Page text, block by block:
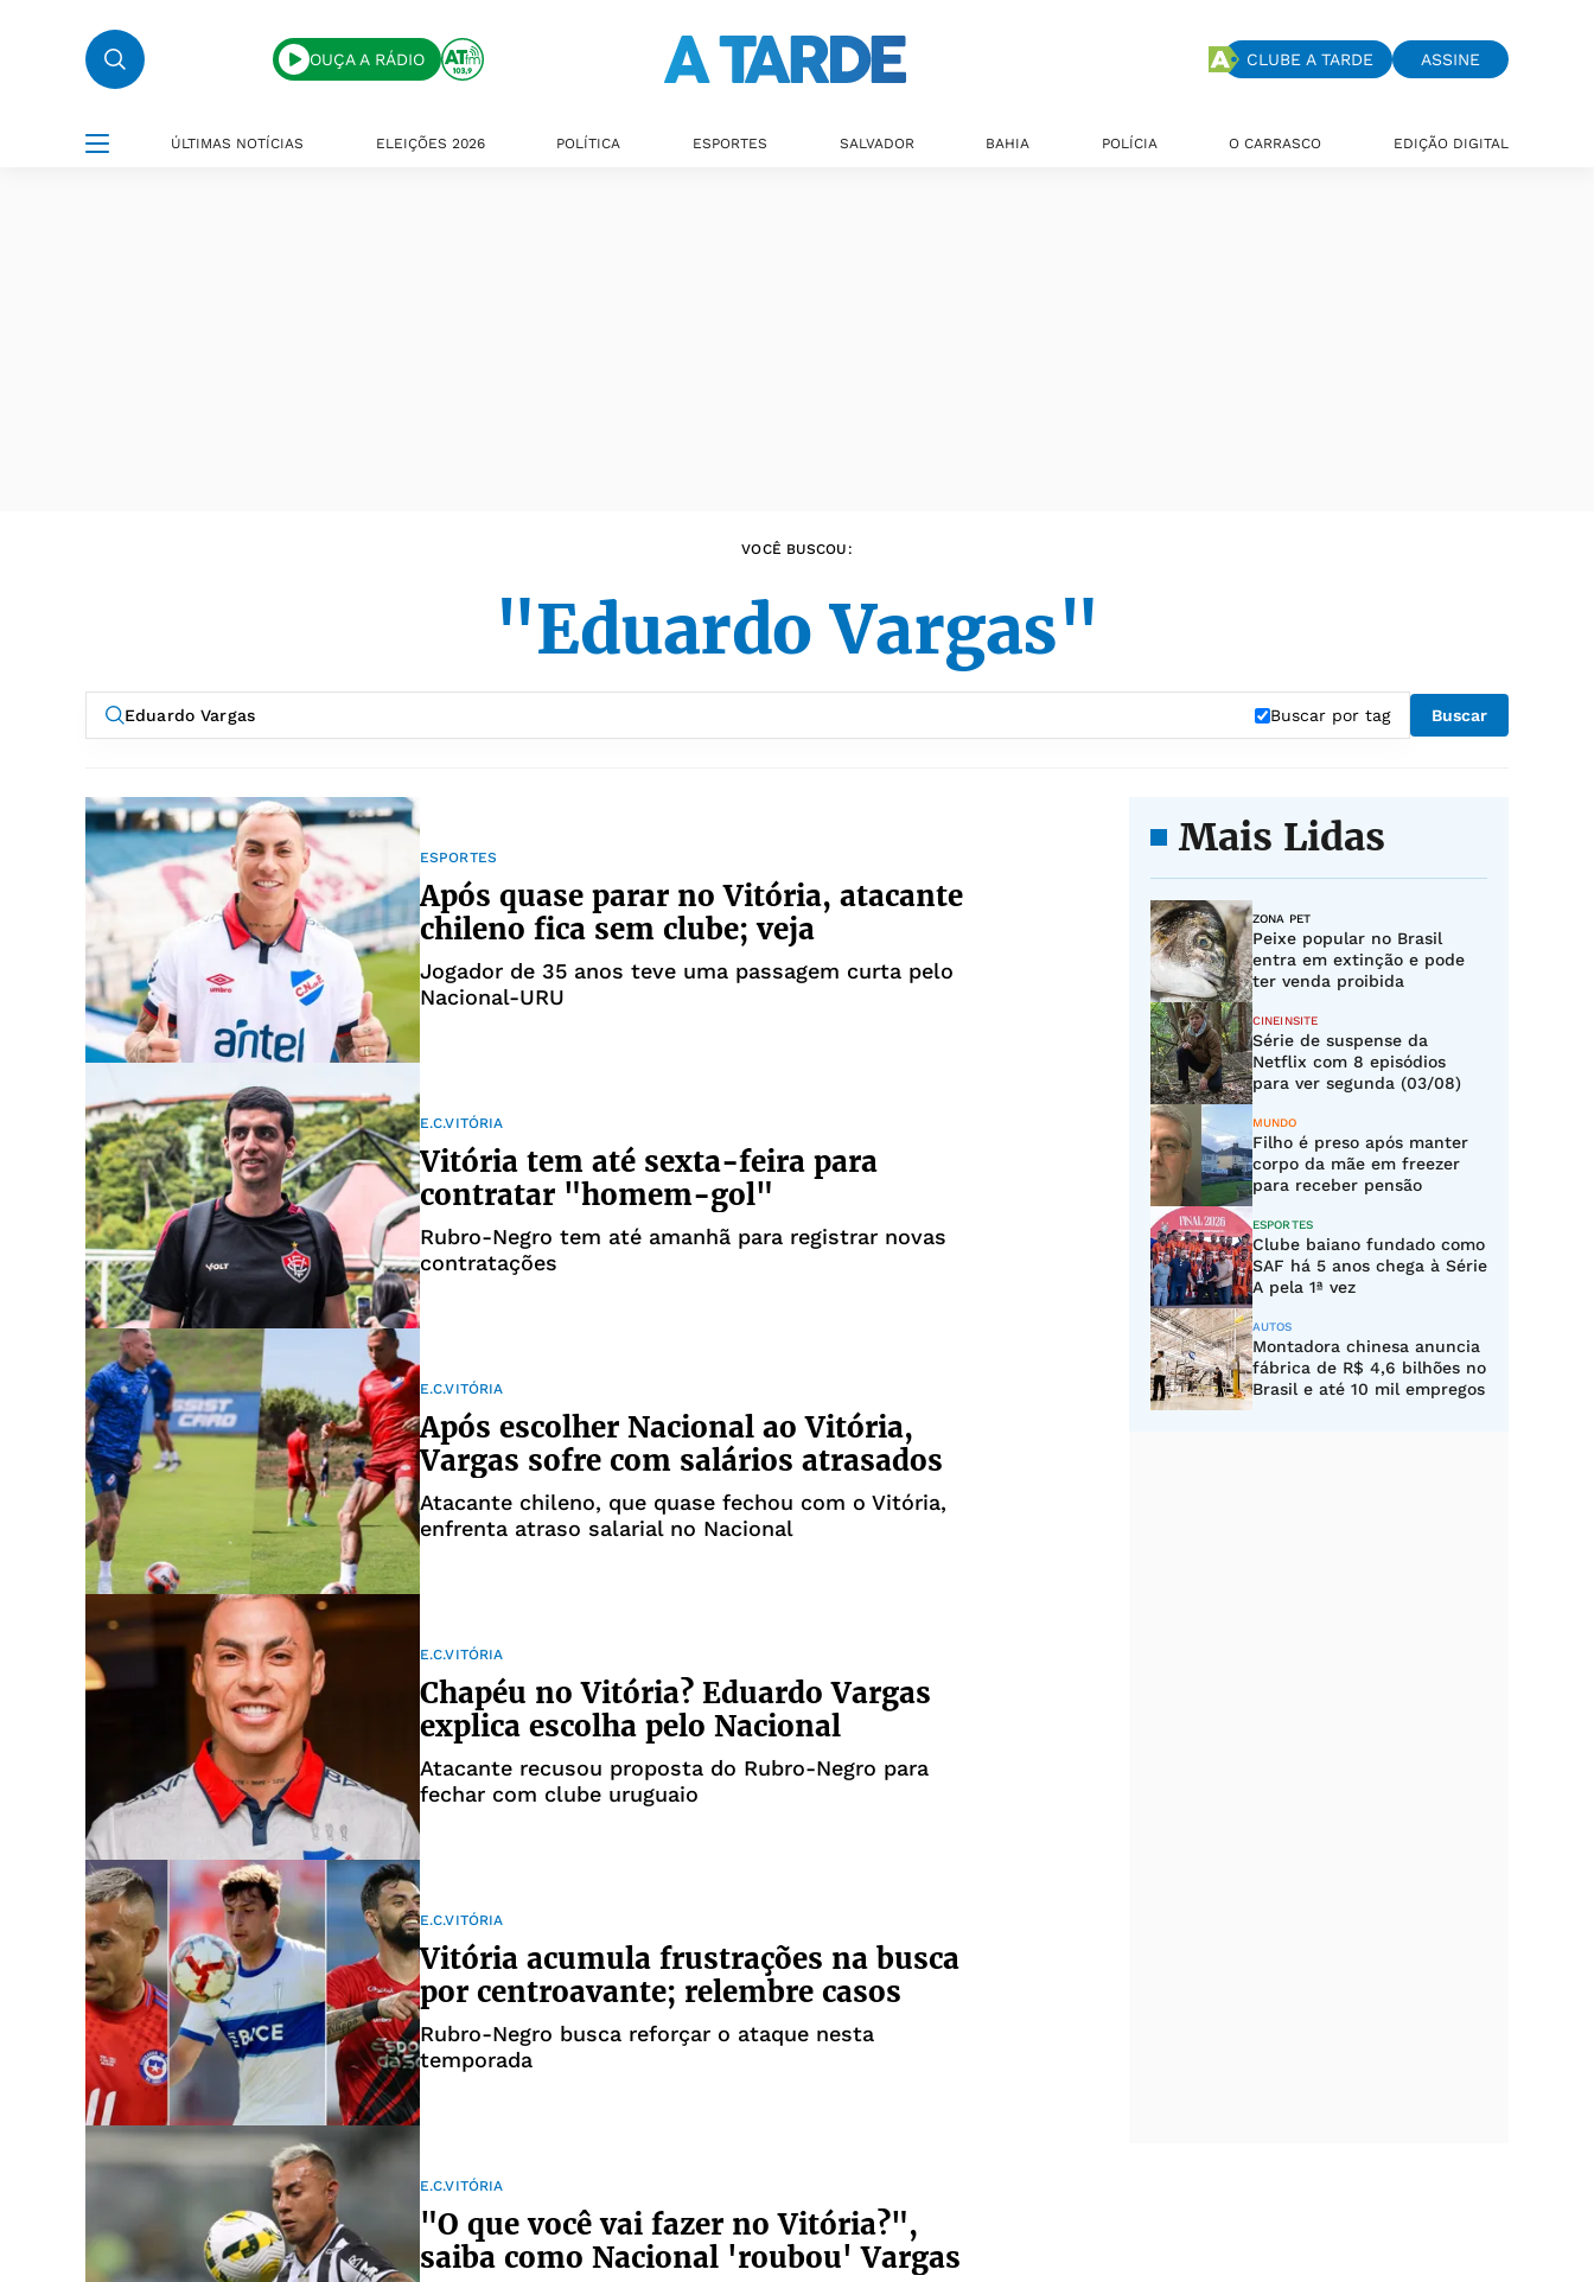
OUÇA A RÁDIO CLUBE A TARDE ASSINE
ÚLTIMAS NOTÍCIAS ELEIÇÕES 2026 POLÍTICA ESPORTES SALVADOR BAHIA POLÍCIA O CARRASCO EDIÇÃO DIGITAL
VOCÊ BUSCOU:
"Eduardo Vargas"
Buscar por tag Buscar
ESPORTES
Após quase parar no Vitória, atacante
chileno fica sem clube; veja
Jogador de 35 anos teve uma passagem curta pelo
Nacional-URU
E.C.VITÓRIA
Vitória tem até sexta-feira para
contratar "homem-gol"
Rubro-Negro tem até amanhã para registrar novas
contratações
E.C.VITÓRIA
Após escolher Nacional ao Vitória,
Vargas sofre com salários atrasados
Atacante chileno, que quase fechou com o Vitória,
enfrenta atraso salarial no Nacional
E.C.VITÓRIA
Chapéu no Vitória? Eduardo Vargas
explica escolha pelo Nacional
Atacante recusou proposta do Rubro-Negro para
fechar com clube uruguaio
E.C.VITÓRIA
Vitória acumula frustrações na busca
por centroavante; relembre casos
Rubro-Negro busca reforçar o ataque nesta
temporada
E.C.VITÓRIA
"O que você vai fazer no Vitória?",
saiba como Nacional 'roubou' Vargas
Mais Lidas
ZONA PET
Peixe popular no Brasil
entra em extinção e pode
ter venda proibida
CINEINSITE
Série de suspense da
Netflix com 8 episódios
para ver segunda (03/08)
MUNDO
Filho é preso após manter
corpo da mãe em freezer
para receber pensão
ESPORTES
Clube baiano fundado como
SAF há 5 anos chega à Série
A pela 1ª vez
AUTOS
Montadora chinesa anuncia
fábrica de R$ 4,6 bilhões no
Brasil e até 10 mil empregos